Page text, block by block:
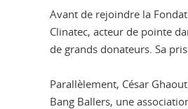
Avant de rejoindre la
Clinatec, acteur de pointe
de grands donateurs. Sa
Parallèlement, César
Bang Ballers, une